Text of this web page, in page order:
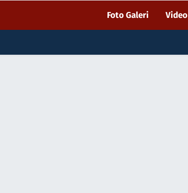
Foto Galeri Video